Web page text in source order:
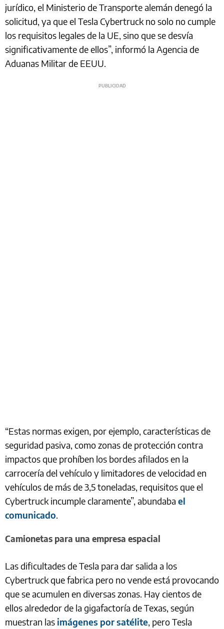
jurídico, el Ministerio de Transporte alemán denegó la
solicitud, ya que el Tesla Cybertruck no solo no cumple
los requisitos legales de la UE, sino que se desvía
significativamente de ellos”, informó la Agencia de
Aduanas Militar de EEUU.
“Estas normas exigen, por ejemplo, características de
seguridad pasiva, como zonas de protección contra
impactos que prohíben los bordes afilados en la
carrocería del vehículo y limitadores de velocidad en
vehículos de más de 3,5 toneladas, requisitos que el
Cybertruck incumple claramente”, abundaba el
comunicado.
Camionetas para una empresa espacial
Las dificultades de Tesla para dar salida a los
Cybertruck que fabrica pero no vende está provocando
que se acumulen en diversas zonas. Hay cientos de
ellos alrededor de la gigafactoría de Texas, según
muestran las imágenes por satélite, pero Tesla